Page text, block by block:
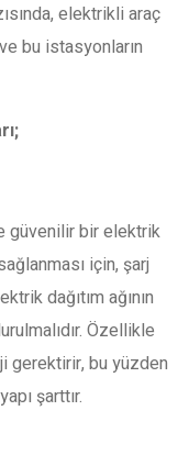
elektrikli araç
bu istasyonların
güvenilir bir elektrik
için, şarj
dağıtım ağının
Özellikle
gerektirir, bu yüzden
şarttır.